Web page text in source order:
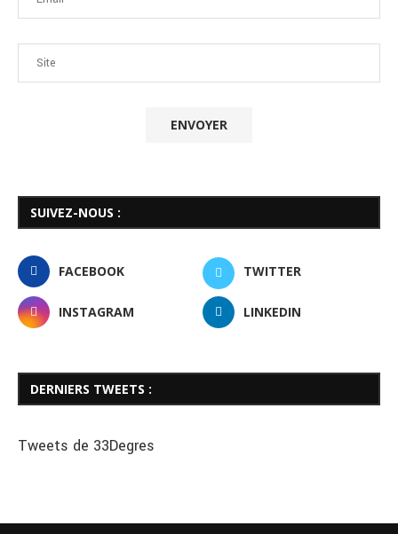
SUIVEZ-NOUS :
FACEBOOK TWITTER
INSTAGRAM LINKEDIN
DERNIERS TWEETS :
Tweets de 33Degres